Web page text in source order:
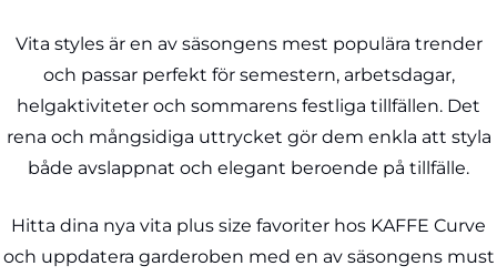
Vita styles är en av säsongens mest populära trender
och passar perfekt för semestern, arbetsdagar,
helgaktiviteter och sommarens festliga tillfällen. Det
rena och mångsidiga uttrycket gör dem enkla att styla
både avslappnat och elegant beroende på tillfälle.
Hitta dina nya vita plus size favoriter hos KAFFE Curve
och uppdatera garderoben med en av säsongens must